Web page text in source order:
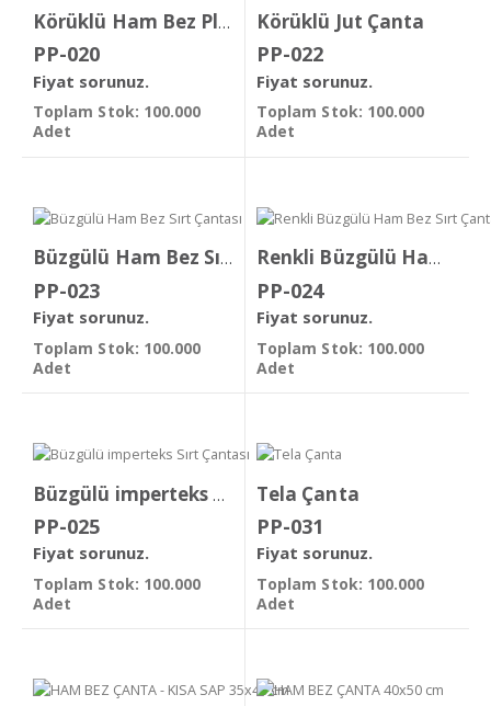
Körüklü Ham Bez Plaj Çantası
PP-020
Fiyat sorunuz.
Toplam Stok: 100.000
Adet
Körüklü Jut Çanta
PP-022
Fiyat sorunuz.
Toplam Stok: 100.000
Adet
Büzgülü Ham Bez Sırt Çantası
PP-023
Fiyat sorunuz.
Toplam Stok: 100.000
Adet
Renkli Büzgülü Ham Bez Sırt Çanta
PP-024
Fiyat sorunuz.
Toplam Stok: 100.000
Adet
Büzgülü imperteks Sırt Çantası
PP-025
Fiyat sorunuz.
Toplam Stok: 100.000
Adet
Tela Çanta
PP-031
Fiyat sorunuz.
Toplam Stok: 100.000
Adet